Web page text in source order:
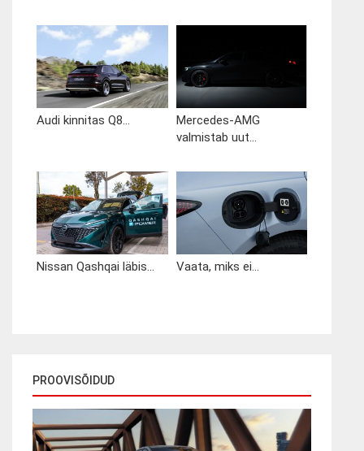
Audi kinnitas Q8...
Mercedes-AMG
valmistab uut...
Nissan Qashqai läbis... Vaata, miks ei...
PROOVISÕIDUD